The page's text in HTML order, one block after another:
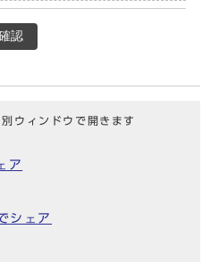
認
ウィンドウで開きます
ア
シェア